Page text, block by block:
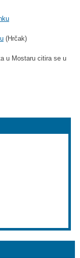
(Hrčak)
u Mostaru citira se u